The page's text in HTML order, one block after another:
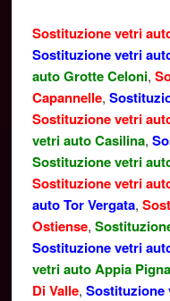
Sostituzione vetri
Sostituzione vetri
auto Grotte Celoni,
Capannelle,
Sostituzione vetri
vetri auto Casilina,
Sostituzione vetri
Sostituzione vetri
auto Tor Vergata,
Ostiense,
Sostituzione vetri
vetri auto Appia
Di Valle, Sostituzione